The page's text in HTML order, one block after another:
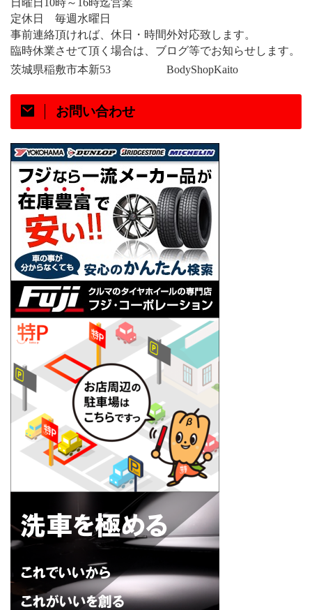
10 16
定休日 毎週水曜日
事前連絡頂ければ、休日・時間外対応致します。
臨時休業させて頂く場合は、ブログ等でお知らせします。
茨城県稲敷市本新53 BodyShopKaito
お問い合わせ